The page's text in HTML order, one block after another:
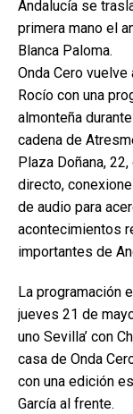
Andalucía se
primera mano el
Blanca Paloma.
Onda Cero vuelve
Rocío con una
almonteña
cadena de
Plaza Doñana,
directo,
de audio para
acontecimientos
importantes de
La programación
jueves 21 de
uno Sevilla’ con
casa de Onda
con una edición
García al frente.